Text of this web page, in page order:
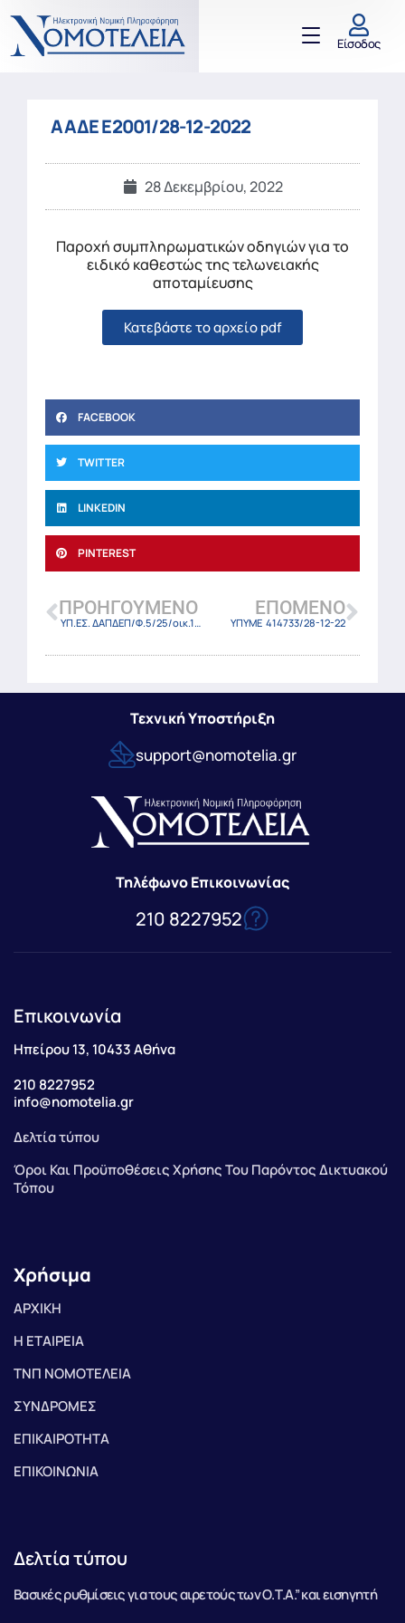
Είσοδος
ΑΑΔΕ Ε2001/28-12-2022
28 Δεκεμβρίου, 2022
Παροχή συμπληρωματικών οδηγιών για το
ειδικό καθεστώς της τελωνειακής
αποταμίευσης
Κατεβάστε το αρχείο pdf
FACEBOOK
TWITTER
LINKEDIN
PINTEREST
ΠΡΟΗΓΟΎΜΕΝΟ
ΥΠ.ΕΣ. ΔΑΠΔΕΠ/Φ.5/25/οικ.19825/22 (ΦΕΚ 6716 Β/27-12-2022)
ΕΠΌΜΕΝΟ
ΥΠΥΜΕ 414733/28-12-22
Τεχνική Υποστήριξη
support@nomotelia.gr
Τηλέφωνο Επικοινωνίας
210 8227952
Επικοινωνία
Ηπείρου 13, 10433 Αθήνα
210 8227952
info@nomotelia.gr
Δελτία τύπου
Όροι Και Προϋποθέσεις Χρήσης Του Παρόντος Δικτυακού
Τόπου
Χρήσιμα
ΑΡΧΙΚΗ
Η ΕΤΑΙΡΕΙΑ
ΤΝΠ ΝΟΜΟΤΕΛΕΙΑ
ΣΥΝΔΡΟΜΕΣ
ΕΠΙΚΑΙΡΟΤΗΤΑ
ΕΠΙΚΟΙΝΩΝΙΑ
Δελτία τύπου
Βασικές ρυθμίσεις για τους αιρετούς των Ο.Τ.Α.” και εισηγητή